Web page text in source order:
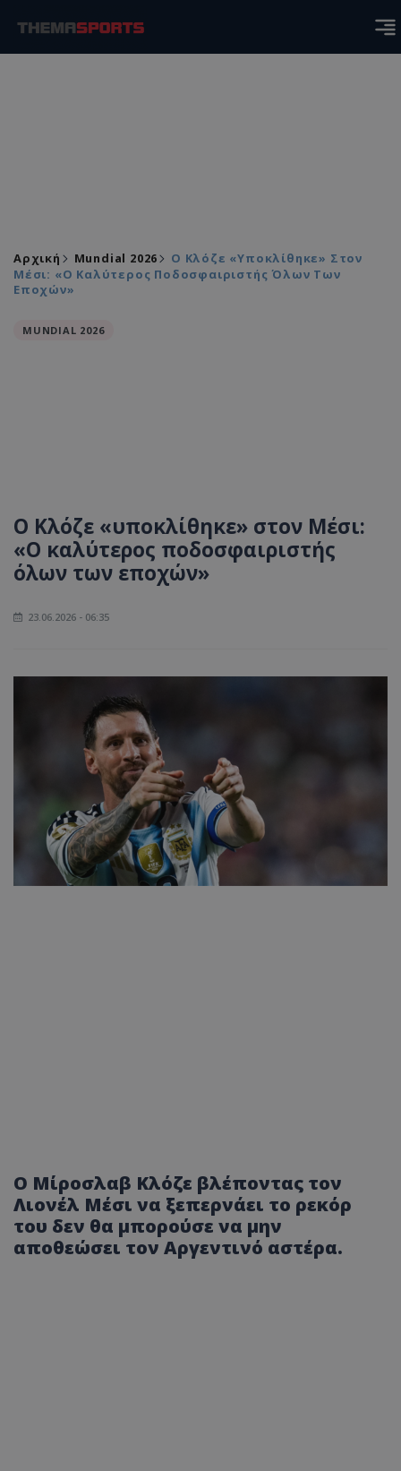
Αρχική Mundial 2026
Ο Κλόζε «υποκλίθηκε» Στον
Μέσι: «Ο Καλύτερος Ποδοσφαιριστής Όλων Των
Εποχών»
MUNDIAL 2026
Ο Κλόζε «υποκλίθηκε» στον Μέσι:
«Ο καλύτερος ποδοσφαιριστής
όλων των εποχών»
23.06.2026 - 06:35
Ο Μίροσλαβ Κλόζε βλέποντας τον
Λιονέλ Μέσι να ξεπερνάει το ρεκόρ
του δεν θα μπορούσε να μην
αποθεώσει τον Αργεντινό αστέρα.